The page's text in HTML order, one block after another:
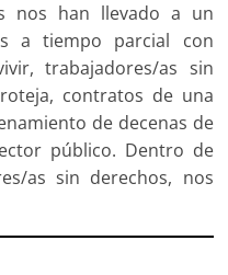
nos han llevado a un
a tiempo parcial con
trabajadores/as sin
contratos de una
de decenas de
público. Dentro de
as sin derechos, nos